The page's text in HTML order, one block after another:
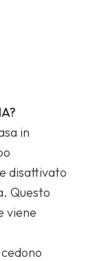
in
disattivato
Questo
viene